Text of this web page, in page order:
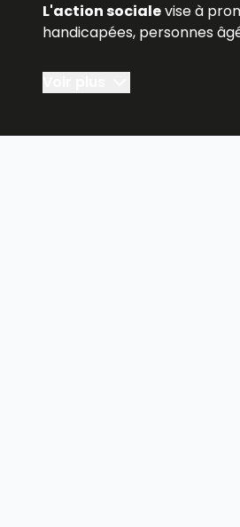
L'action socialevise à
handicapées, personnes
Pour aider les
avec une information utile